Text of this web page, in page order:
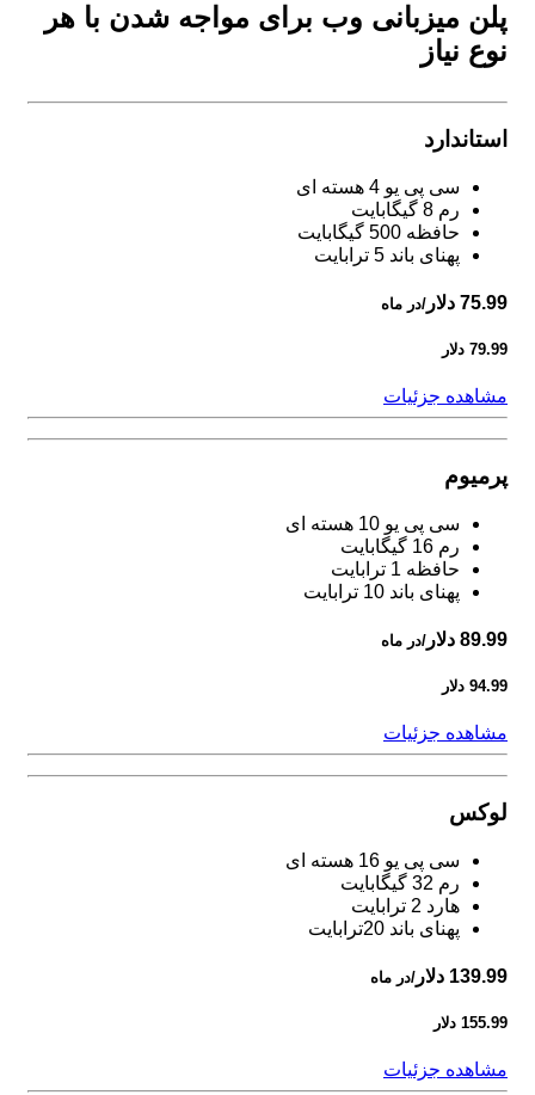
پلن میزبانی وب برای مواجه شدن با هر
نوع نیاز
استاندارد
سی پی یو 4 هسته ای
رم 8 گیگابایت
حافظه 500 گیگابایت
پهنای باند 5 ترابایت
75.99 دلار /در ماه
79.99 دلار
مشاهده جزئیات
پرمیوم
سی پی یو 10 هسته ای
رم 16 گیگابایت
حافظه 1 ترابایت
پهنای باند 10 ترابایت
89.99 دلار /در ماه
94.99 دلار
مشاهده جزئیات
لوکس
سی پی یو 16 هسته ای
رم 32 گیگابایت
هارد 2 ترابایت
پهنای باند 20ترابایت
139.99 دلار /در ماه
155.99 دلار
مشاهده جزئیات